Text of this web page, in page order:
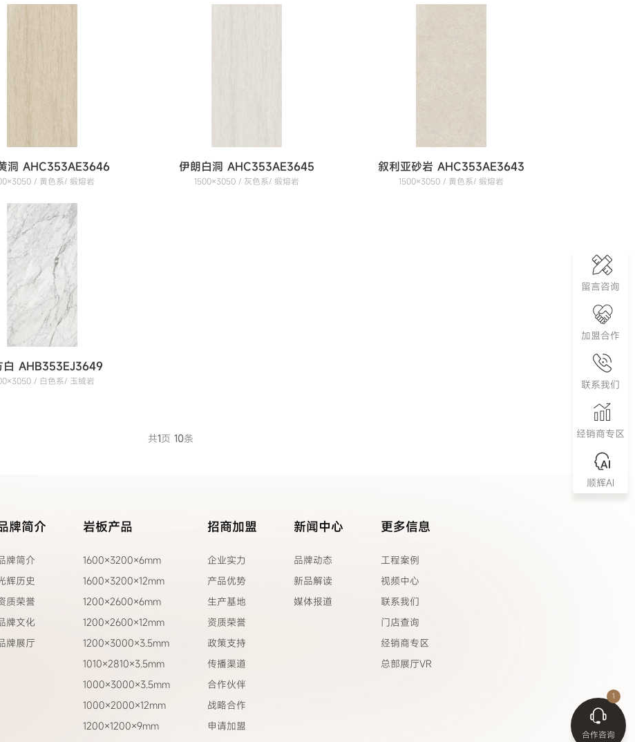
洞 AHC353AE3646
/ 黄色系/ 缎熔岩
伊朗白洞 AHC353AE3645
1500×3050 / 灰色系/ 缎熔岩
叙利亚砂岩 AHC353AE3643
1500×3050 / 黄色系/ 缎熔岩
白 AHB353EJ3649
/ 白色系/ 玉绒岩
共1页 10条
牌简介
牌简介
辉历史
质荣誉
牌文化
牌展厅
岩板产品
1600×3200×6mm
1600×3200×12mm
1200×2600×6mm
1200×2600×12mm
1200×3000×3.5mm
1010×2810×3.5mm
1000×3000×3.5mm
1000×2000×12mm
1200×1200×9mm
招商加盟
企业实力
产品优势
生产基地
资质荣誉
政策支持
传播渠道
合作伙伴
战略合作
申请加盟
新闻中心
品牌动态
新品解读
媒体报道
更多信息
工程案例
视频中心
联系我们
门店查询
经销商专区
总部展厅VR
留言咨询
加盟合作
联系我们
经销商专区
顺辉AI
合作咨询